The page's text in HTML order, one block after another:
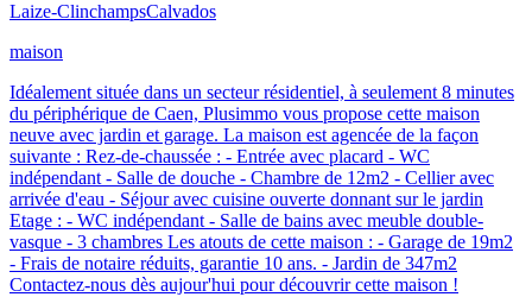
Laize-ClinchampsCalvados
maison
Idéalement située dans un secteur résidentiel, à seulement 8 minutes
du périphérique de Caen, Plusimmo vous propose cette maison
neuve avec jardin et garage. La maison est agencée de la façon
suivante : Rez-de-chaussée : - Entrée avec placard - WC
indépendant - Salle de douche - Chambre de 12m2 - Cellier avec
arrivée d'eau - Séjour avec cuisine ouverte donnant sur le jardin
Etage : - WC indépendant - Salle de bains avec meuble double-
vasque - 3 chambres Les atouts de cette maison : - Garage de 19m2
- Frais de notaire réduits, garantie 10 ans. - Jardin de 347m2
Contactez-nous dès aujour'hui pour découvrir cette maison !